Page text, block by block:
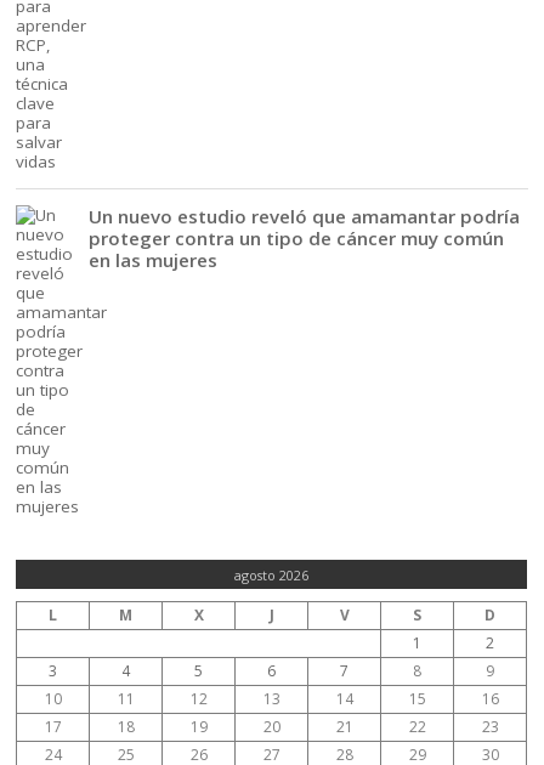
Un nuevo estudio reveló que amamantar podría
proteger contra un tipo de cáncer muy común
en las mujeres
agosto 2026
L M X J V S
D
1
2
3
4 5 6 7 8
9
10
11 12 13 14 15
16
17
18 19 20 21 22
23
24
25 26 27 28 29 30